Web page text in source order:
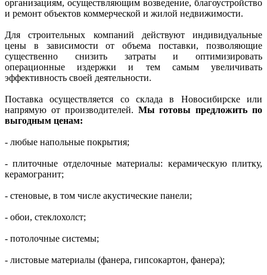
организациям, осуществляющим возведение, благоустройство
и ремонт объектов коммерческой и жилой недвижимости.
Для строительных компаний действуют индивидуальные
цены в зависимости от объема поставки, позволяющие
существенно снизить затраты и оптимизировать
операционные издержки и тем самым увеличивать
эффективность своей деятельности.
Поставка осуществляется со склада в Новосибирске или
напрямую от производителей. Мы готовы предложить по
выгодным ценам:
- любые напольные покрытия;
- плиточные отделочные материалы: керамическую плитку,
керамогранит;
- стеновые, в том числе акустические панели;
- обои, стеклохолст;
- потолочные системы;
- листовые материалы (фанера, гипсокартон, фанера);